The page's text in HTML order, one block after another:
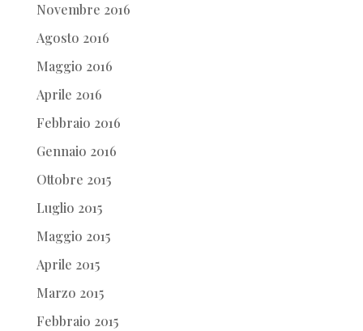
Novembre 2016
Agosto 2016
Maggio 2016
Aprile 2016
Febbraio 2016
Gennaio 2016
Ottobre 2015
Luglio 2015
Maggio 2015
Aprile 2015
Marzo 2015
Febbraio 2015